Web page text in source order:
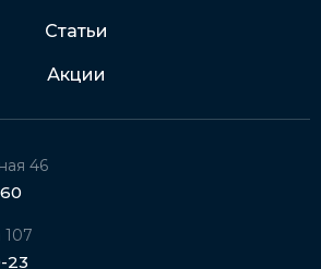
Статьи
Акции
46
23